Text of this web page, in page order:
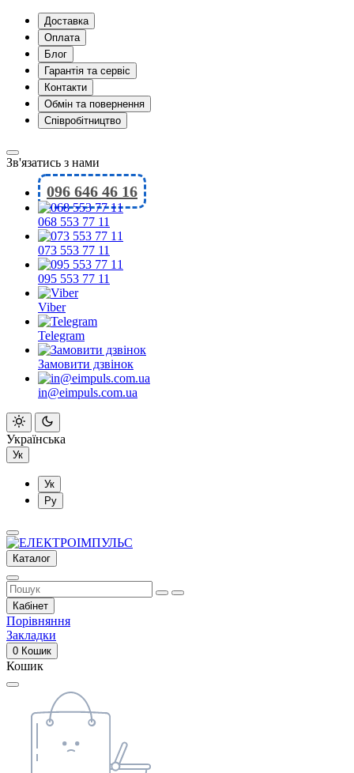
Доставка
Оплата
Блог
Гарантія та сервіс
Контакти
Обмін та повернення
Співробітництво
Зв'язатись з нами
096 646 46 16
068 553 77 11
073 553 77 11
095 553 77 11
Viber
Telegram
Замовити дзвінок
in@eimpuls.com.ua
Українська
Ук
Ук
Ру
Каталог
Кабінет
Порівняння
Закладки
0 Кошик
Кошик